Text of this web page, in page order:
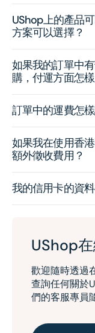
UShop上的產品
方案可以選擇？
如果我的訂單中
購，付運方面怎
訂單中的運費怎
如果我在使用香
額外徵收費用？
我的信用卡的資
UShop
歡迎隨時透過
查詢任何關於
們的客服專員